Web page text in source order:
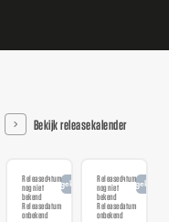
Bekijk releasekalender
Releasedatum
nog niet
bekend
Releasedatum
onbekend
AangekondigdReleasedatum
nog niet
bekend
Releasedatum
onbekend